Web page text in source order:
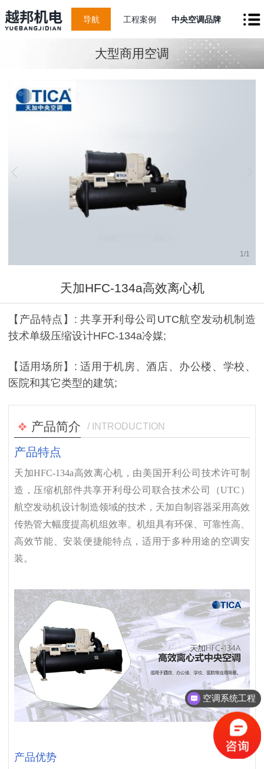
导航 工程案例 中央空调品牌
大型商用空调
1 /1
天加HFC-134a高效离心机
【产品特点】: 共享开利母公司UTC航空发动机制造
技术单级压缩设计HFC-134a冷媒;
【适用场所】: 适用于机房、酒店、办公楼、学校、
医院和其它类型的建筑;
产品简介 / INTRODUCTION
产品特点
天加HFC-134a高效离心机，由美国开利公司技术许可制
造，压缩机部件共享开利母公司联合技术公司（UTC）
航空发动机设计制造领域的技术，天加自制容器采用高效
传热管大幅度提高机组效率。机组具有环保、可靠性高、
高效节能、安装便捷能特点，适用于多种用途的空调安
装。
产品优势
空调系统工程